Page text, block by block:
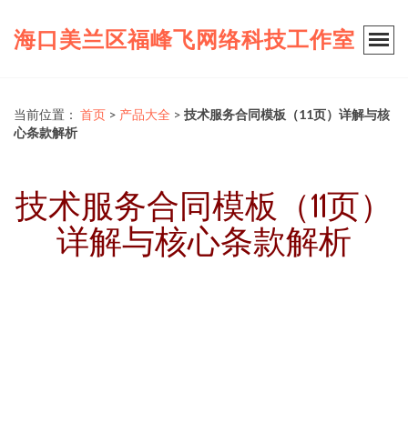
海口美兰区福峰飞网络科技工作室
当前位置： 首页 > 产品大全 > 技术服务合同模板（11页）详解与核
心条款解析
技术服务合同模板（11页）
详解与核心条款解析